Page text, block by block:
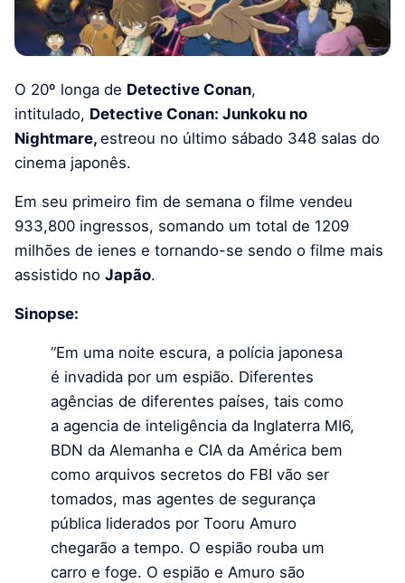
O 20º longa de Detective Conan,
intitulado, Detective Conan: Junkoku no
Nightmare, estreou no último sábado 348 salas do
cinema japonês.
Em seu primeiro fim de semana o filme vendeu
933,800 ingressos, somando um total de 1209
milhões de ienes e tornando-se sendo o filme mais
assistido no Japão.
Sinopse:
“Em uma noite escura, a polícia japonesa
é invadida por um espião. Diferentes
agências de diferentes países, tais como
a agencia de inteligência da Inglaterra MI6,
BDN da Alemanha e CIA da América bem
como arquivos secretos do FBI vão ser
tomados, mas agentes de segurança
pública liderados por Tooru Amuro
chegarão a tempo. O espião rouba um
carro e foge. O espião e Amuro são